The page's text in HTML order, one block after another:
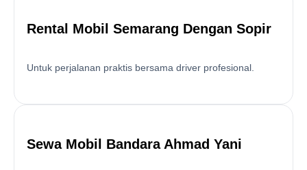
Rental Mobil Semarang Dengan Sopir
Untuk perjalanan praktis bersama driver profesional.
Sewa Mobil Bandara Ahmad Yani